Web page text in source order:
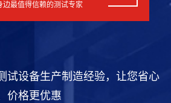
边最值得信赖的测试专家
试设备生产制造经验，让您省心
价格更优惠